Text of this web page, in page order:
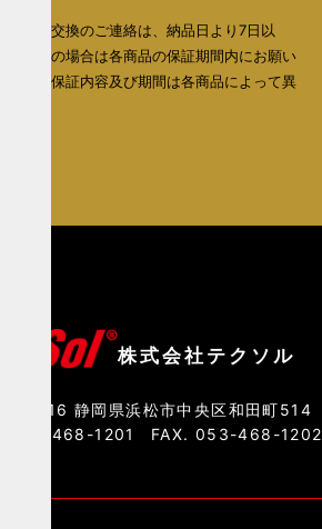
返品・交換のご連絡は、納品日より7日以
期不良の場合は各商品の保証期間内にお願い
ます。保証内容及び期間は各商品によって異
株式会社テクソル
0016 静岡県浜松市中央区和田町514
053-468-1201
FAX. 053-468-1202